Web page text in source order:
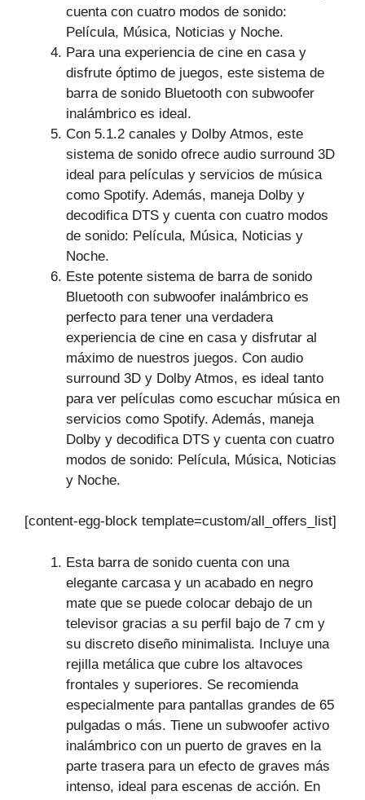
cuenta con cuatro modos de sonido:
Película, Música, Noticias y Noche.
Para una experiencia de cine en casa y
disfrute óptimo de juegos, este sistema de
barra de sonido Bluetooth con subwoofer
inalámbrico es ideal.
Con 5.1.2 canales y Dolby Atmos, este
sistema de sonido ofrece audio surround 3D
ideal para películas y servicios de música
como Spotify. Además, maneja Dolby y
decodifica DTS y cuenta con cuatro modos
de sonido: Película, Música, Noticias y
Noche.
Este potente sistema de barra de sonido
Bluetooth con subwoofer inalámbrico es
perfecto para tener una verdadera
experiencia de cine en casa y disfrutar al
máximo de nuestros juegos. Con audio
surround 3D y Dolby Atmos, es ideal tanto
para ver películas como escuchar música en
servicios como Spotify. Además, maneja
Dolby y decodifica DTS y cuenta con cuatro
modos de sonido: Película, Música, Noticias
y Noche.
[content-egg-block template=custom/all_offers_list]
Esta barra de sonido cuenta con una
elegante carcasa y un acabado en negro
mate que se puede colocar debajo de un
televisor gracias a su perfil bajo de 7 cm y
su discreto diseño minimalista. Incluye una
rejilla metálica que cubre los altavoces
frontales y superiores. Se recomienda
especialmente para pantallas grandes de 65
pulgadas o más. Tiene un subwoofer activo
inalámbrico con un puerto de graves en la
parte trasera para un efecto de graves más
intenso, ideal para escenas de acción. En